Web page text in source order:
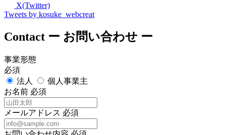
X(Twitter)
Tweets by kosuke_webcreat
Contact ー お問い合わせ ー
事業形態
必須
法人
個人事業主
お名前 必須
メールアドレス 必須